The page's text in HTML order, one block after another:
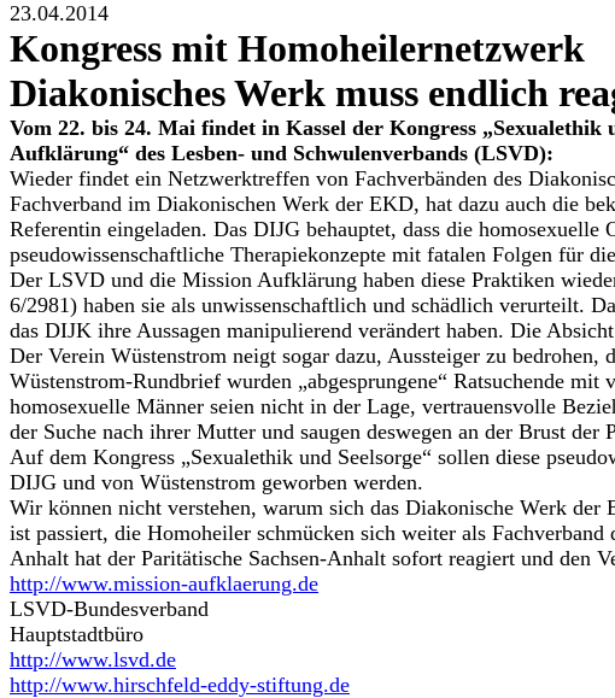
23.04.2014
Kongress mit Homoheilernetzwerk
Diakonisches Werk muss endlich
Vom 22. bis 24. Mai findet in Kassel der Kongress
Aufklärung“ des Lesben- und Schwulenverbands (LSVD):
Wieder findet ein Netzwerktreffen von Fachverbänden des
Fachverband im Diakonischen Werk der EKD, hat dazu auch die
Referentin eingeladen. Das DIJG behauptet, dass die
pseudowissenschaftliche Therapiekonzepte mit fatalen Folgen für
Der LSVD und die Mission Aufklärung haben diese Praktiken
6/2981) haben sie als unwissenschaftlich und schädlich verurteilt.
das DIJK ihre Aussagen manipulierend verändert haben. Die
Der Verein Wüstenstrom neigt sogar dazu, Aussteiger zu
Wüstenstrom-Rundbrief wurden „abgesprungene“ Ratsuchende
homosexuelle Männer seien nicht in der Lage, vertrauensvolle
der Suche nach ihrer Mutter und saugen deswegen an der Brust der
Auf dem Kongress „Sexualethik und Seelsorge“ sollen diese
DIJG und von Wüstenstrom geworben werden.
Wir können nicht verstehen, warum sich das Diakonische Werk
ist passiert, die Homoheiler schmücken sich weiter als
Anhalt hat der Paritätische Sachsen-Anhalt sofort reagiert und den
http://www.mission-aufklaerung.de
LSVD-Bundesverband
Hauptstadtbüro
http://www.lsvd.de
http://www.hirschfeld-eddy-stiftung.de